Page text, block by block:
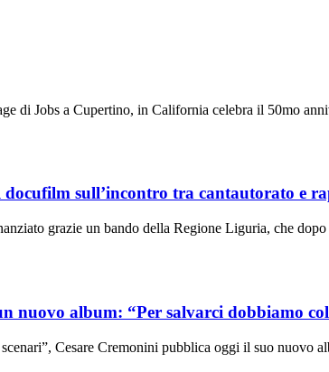
di Jobs a Cupertino, in California celebra il 50mo
docufilm sull’incontro tra cantautorato e
grazie un bando della Regione Liguria, che
nuovo album: “Per salvarci dobbiamo
Cesare Cremonini pubblica oggi il suo